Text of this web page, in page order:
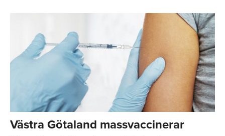
Västra Götaland massvaccinerar